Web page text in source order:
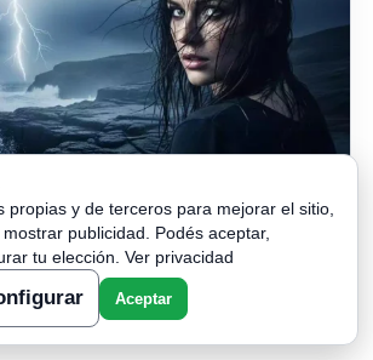
POR PERDIDO
CAMBIARÁ TU DESTINO
propias y de terceros para mejorar el sitio,
publicidad. Podés aceptar,
tu elección. Ver privacidad
Aceptar